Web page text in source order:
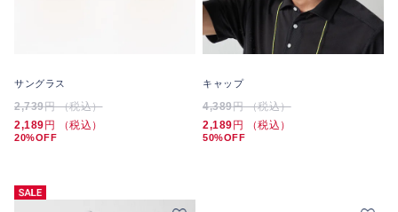
サングラス
2,739円 （税込）
2,189 円 （税込）
20%OFF
キャップ
4,389円 （税込）
2,189 円 （税込）
50%OFF